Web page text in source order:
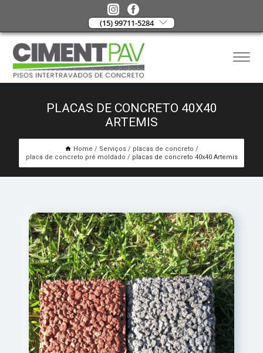
(15) 99711-5284
PLACAS DE CONCRETO 40X40
ARTEMIS
Home Serviços
placas de concreto
placa de concreto pré moldado
placas de concreto 40x40 Artemis